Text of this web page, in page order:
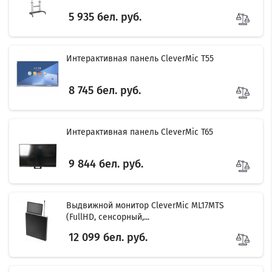
5 935 бел. руб.
Интерактивная панель CleverMic T55
8 745 бел. руб.
Интерактивная панель CleverMic T65
9 844 бел. руб.
Выдвижной монитор CleverMic ML17MTS
(FullHD, сенсорный,...
12 099 бел. руб.